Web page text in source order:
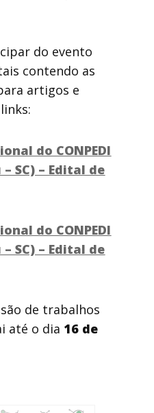
do evento
contendo as
artigos e
do CONPEDI
SC) – Edital de
do CONPEDI
SC) – Edital de
de trabalhos
até o dia 16 de